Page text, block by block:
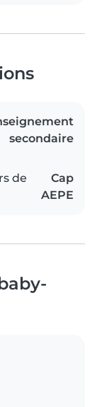
secondaire
de
Cap
AEPE